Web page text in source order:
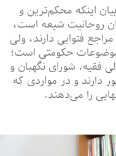
اینکه محکم‌ترین و
روحانیت شیعه است،
فتوایی دارند، ولی
موضوعات حکومتی است؛
فقیه، شورای نگهبان و
و در مواردی که
را می‌دهند.